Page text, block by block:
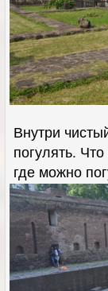
Внутри
погулять.
где можно